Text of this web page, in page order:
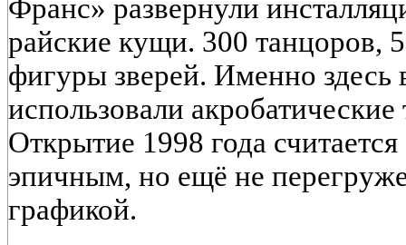
Франс» развернули
райские кущи. 300 танцоров,
фигуры зверей. Именно здесь
использовали
Открытие 1998 года
эпичным, но ещё не
графикой.